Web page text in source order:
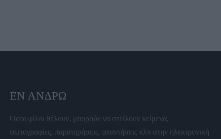
ΕΝ ΆΝΔΡΩ
Όσοι φίλοι θέλουν, μπορούν να στείλουν κείμενα,
φωτογραφίες, παρατηρήσεις, απαντήσεις κλπ στην ηλεκτρονική